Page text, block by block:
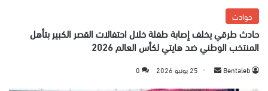
حوادث
حادث طرقي يخلف إصابة طفلة خلال احتفالات القصر الكبير بتأهل
المنتخب الوطني ضد هايتي لكأس العالم 2026
Bentaleb 25 يونيو 2026 0